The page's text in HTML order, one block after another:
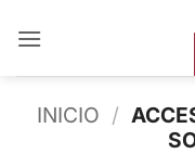
INICIO /